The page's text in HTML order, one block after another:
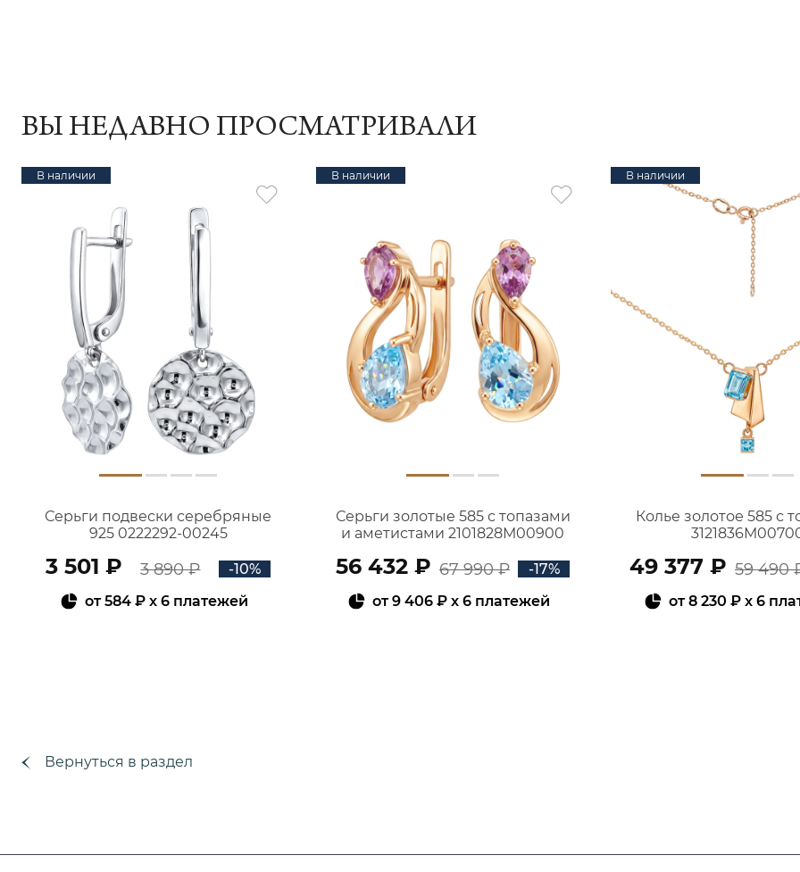
ВЫ НЕДАВНО ПРОСМАТРИВАЛИ
В наличии
Серьги подвески серебряные
925 0222292-00245
3 501 ₽ 3 890 ₽
-10%
от584 ₽ x 6 платежей
В наличии
Серьги золотые 585 с топазами
и аметистами 2101828М00900
56 432 ₽ 67 990 ₽
-17%
от9 406 ₽ x 6 платежей
В наличии
Колье золотое 585 с
49 377 ₽ 59 490
от8 230 ₽x 6
Вернуться в раздел